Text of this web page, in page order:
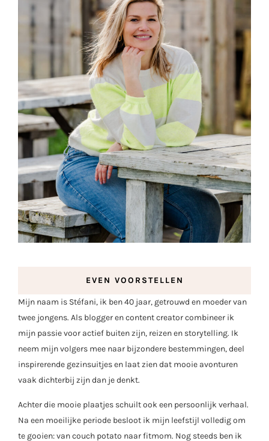
EVEN VOORSTELLEN
Mijn naam is Stéfani, ik ben 40 jaar, getrouwd en moeder van
twee jongens. Als blogger en content creator combineer ik
mijn passie voor actief buiten zijn, reizen en storytelling. Ik
neem mijn volgers mee naar bijzondere bestemmingen, deel
inspirerende gezinsuitjes en laat zien dat mooie avonturen
vaak dichterbij zijn dan je denkt.
Achter die mooie plaatjes schuilt ook een persoonlijk verhaal.
Na een moeilijke periode besloot ik mijn leefstijl volledig om
te gooien: van couch potato naar fitmom. Nog steeds ben ik